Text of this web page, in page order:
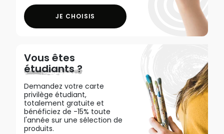
JE CHOISIS
Vous êtes
étudiants ?
Demandez votre carte
privilège étudiant,
totalement gratuite et
bénéficiez de -15% toute
l'année sur une sélection de
produits.